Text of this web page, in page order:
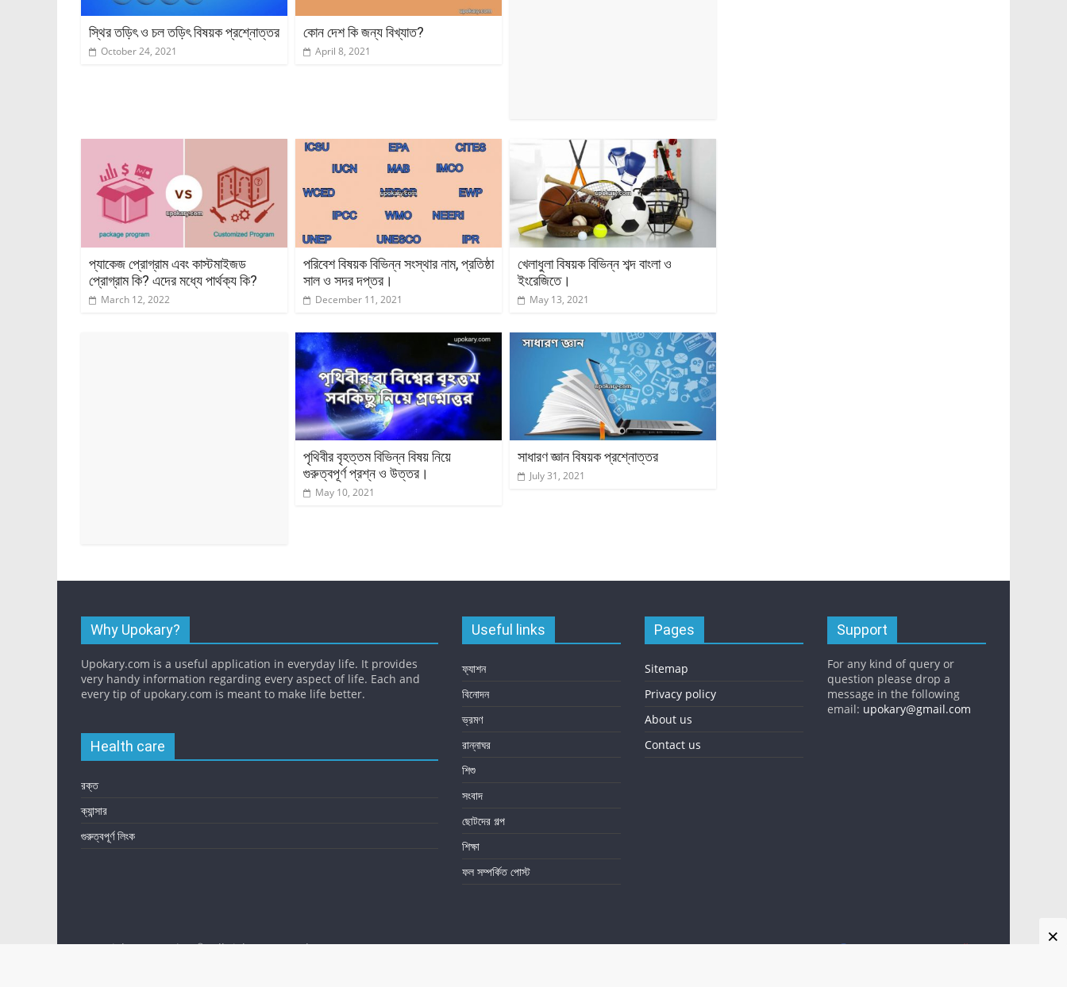
×
স্থির তড়িৎ ও চল তড়িৎ বিষয়ক প্রশ্নোত্তর
October 24, 2021
কোন দেশ কি জন্য বিখ্যাত?
April 8, 2021
প্যাকেজ প্রোগ্রাম এবং কাস্টমাইজড
প্রোগ্রাম কি? এদের মধ্যে পার্থক্য কি?
March 12, 2022
পরিবেশ বিষয়ক বিভিন্ন সংস্থার নাম, প্রতিষ্ঠা
সাল ও সদর দপ্তর।
December 11, 2021
খেলাধুলা বিষয়ক বিভিন্ন শব্দ বাংলা ও
ইংরেজিতে।
May 13, 2021
পৃথিবীর বৃহত্তম বিভিন্ন বিষয় নিয়ে
গুরুত্বপূর্ণ প্রশ্ন ও উত্তর।
May 10, 2021
সাধারণ জ্ঞান বিষয়ক প্রশ্নোত্তর
July 31, 2021
Why Upokary?
Upokary.com is a useful application in everyday life. It provides
very handy information regarding every aspect of life. Each and
every tip of upokary.com is meant to make life better.
Health care
রক্ত
ক্যান্সার
গুরুত্বপূর্ণ লিংক
Useful links
ফ্যাশন
বিনোদন
ভ্রমণ
রান্নাঘর
শিশু
সংবাদ
ছোটদের গল্প
শিক্ষা
ফল সম্পর্কিত পোস্ট
Pages
Sitemap
Privacy policy
About us
Contact us
Support
For any kind of query or
question please drop a
message in the following
email: upokary@gmail.com
Copyright © 2026উপকারী. All rights reserved.